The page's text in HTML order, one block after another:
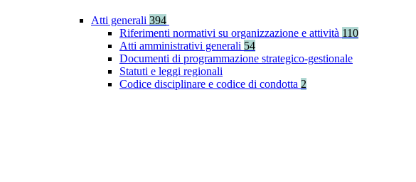
Atti generali 394
Riferimenti normativi su organizzazione e attività 110
Atti amministrativi generali 54
Documenti di programmazione strategico-gestionale
Statuti e leggi regionali
Codice disciplinare e codice di condotta 2